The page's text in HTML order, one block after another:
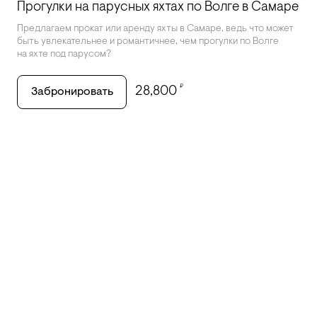
Прогулки на парусных яхтах по Волге в Самаре
Предлагаем прокат или аренду яхты в Самаре, ведь что может
быть увлекательнее и романтичнее, чем прогулки по Волге
на яхте под парусом?
Забронировать 28,800 ₽